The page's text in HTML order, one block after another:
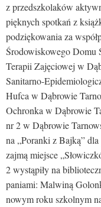
z przedszkolaków
pięknych spotkań z
podziękowania za
Środowiskowego Domu
Terapii Zajęciowej w
Sanitarno-
Hufca w Dąbrowie
Ochronka w Dąbrowie
nr 2 w Dąbrowie
na „Poranki z Bajką”
zajmą miejsce
2 wystąpiły na
paniami: Malwiną
nowym roku szkolnym